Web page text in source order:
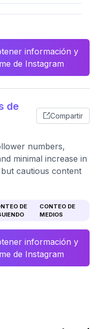
información y
de Instagram
de
Compartir
numbers,
minimal increase in
cautious content
DE
CONTEO DE
MEDIOS
información y
de Instagram